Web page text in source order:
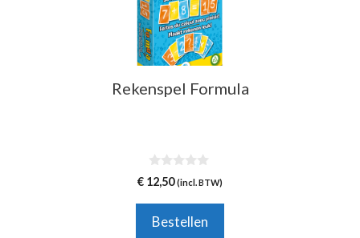
Rekenspel Formula
0
v
5
€ 12,50 (incl. BTW)
Bestellen